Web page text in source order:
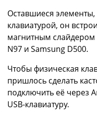
Оставшиеся
клавиатурой, он
магнитным слайдером
N97 и Samsung D500.
Чтобы физическая
пришлось сделать
подключить её через
USB-клавиатуру.